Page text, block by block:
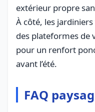
extérieur propre
À côté, les jardiniers
des plateformes de
pour un renfort
avant l’été.
FAQ